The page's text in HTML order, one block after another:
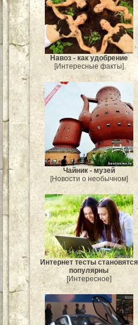
Навоз - как удобрение
[Интересные факты]
Чайник - музей
[Новости о необычном]
Интернет тесты становятся
популярны
[Интересное]